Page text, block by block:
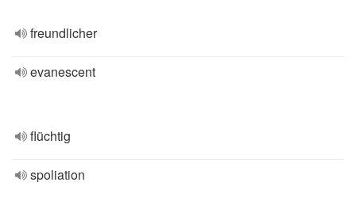
freundlicher
evanescent
flüchtig
spoliation